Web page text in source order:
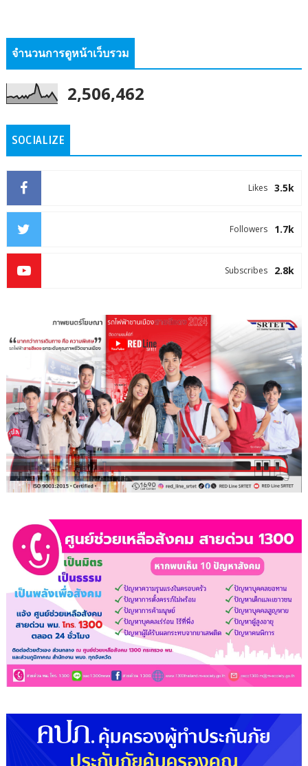
จำนวนการดูหน้าเว็บรวม
2,506,462
SOCIALIZE
3.5k
Likes
1.7k
Followers
2.8k
Subscribes